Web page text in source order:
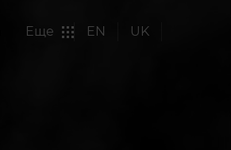
Еще EN UK